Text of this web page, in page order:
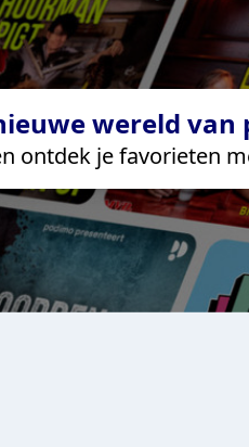
wereld
ontdek je favorieten